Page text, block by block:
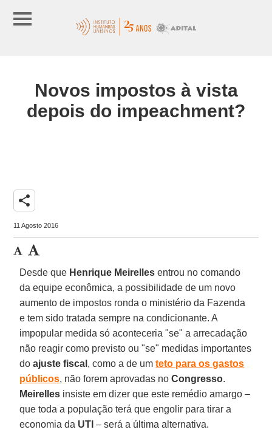
Novos impostos à vista
depois do impeachment?
share
11 Agosto 2016
Desde que Henrique Meirelles entrou no comando
da equipe econômica, a possibilidade de um novo
aumento de impostos ronda o ministério da Fazenda
e tem sido tratada sempre na condicionante. A
impopular medida só aconteceria "se" a arrecadação
não reagir como previsto ou "se" medidas importantes
doajuste fiscal , como a de umteto para os gastos
públicos, não forem aprovadas noCongresso.
Meirelles insiste em dizer que este remédio amargo –
que toda a população terá que engolir para tirar a
economia da UTI – será a última alternativa.